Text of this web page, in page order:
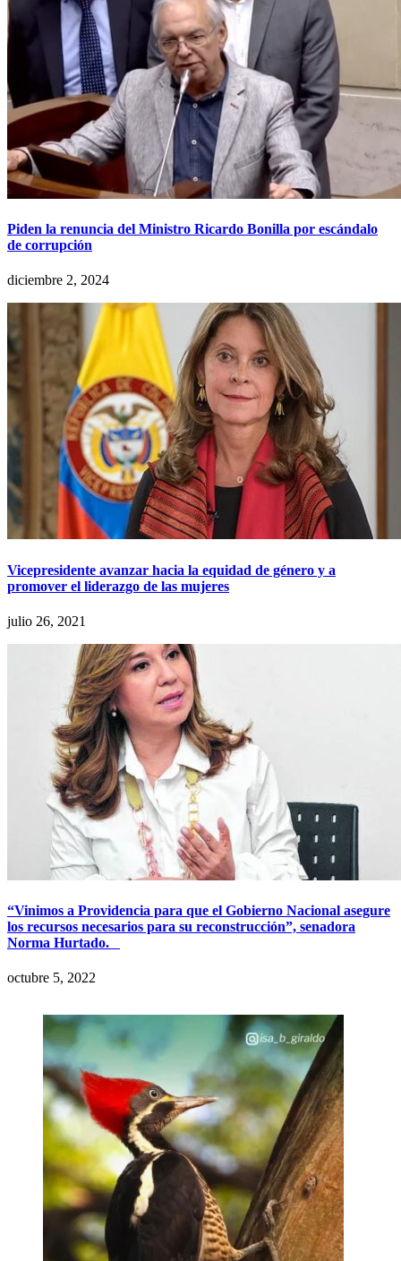
Piden la renuncia del Ministro Ricardo Bonilla por escándalo
de corrupción
diciembre 2, 2024
Vicepresidente avanzar hacia la equidad de género y a
promover el liderazgo de las mujeres
julio 26, 2021
“Vinimos a Providencia para que el Gobierno Nacional asegure
los recursos necesarios para su reconstrucción”, senadora
Norma Hurtado.
octubre 5, 2022